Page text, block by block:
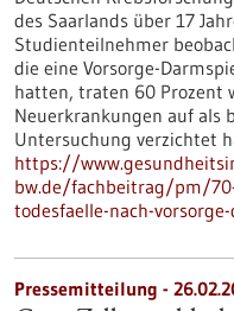
des Saarlands über 17
Studienteilnehmer
die eine Vorsorge-
hatten, traten 60 Prozent
Neuerkrankungen auf als
Untersuchung verzichtet
https://
bw.de/fachbeitrag/pm/
todesfaelle-nach-
Pressemitteilung -